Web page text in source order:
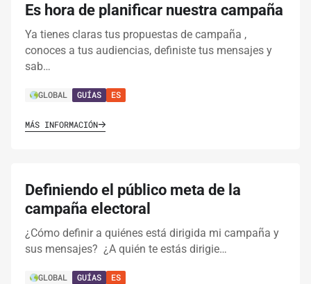
Es hora de planificar nuestra campaña
Ya tienes claras tus propuestas de campaña ,
conoces a tus audiencias, definiste tus mensajes y
sab…
GLOBAL GUÍAS ES
MÁS INFORMACIÓN
Definiendo el público meta de la
campaña electoral
¿Cómo definir a quiénes está dirigida mi campaña y
sus mensajes? ¿A quién te estás dirigie…
GLOBAL GUÍAS ES